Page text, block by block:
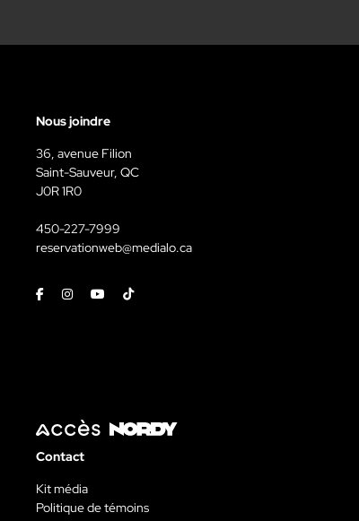
Nous joindre
36, avenue Filion
Saint-Sauveur, QC
J0R 1R0
450-227-7999
reservationweb@medialo.ca
FacebookInstagramYoutubeTiktok
Contact
Kit média
Politique de témoins